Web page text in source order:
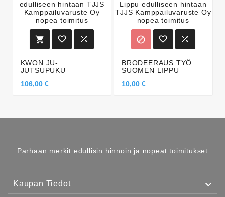
  
KWON JU-
JUTSUPUKU
106,00 €
  
BRODEERAUS TYÖ
SUOMEN LIPPU
10,00 €
Parhaan merkit edullisin hinnoin ja nopeat toimitukset
Kaupan Tiedot 